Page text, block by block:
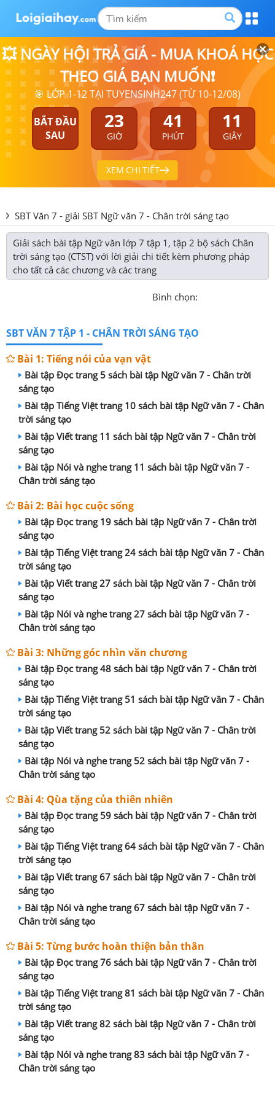
💥 NGÀY HỘI TRẢ GIÁ - MUA KHOÁ HỌC
THEO GIÁ BẠN MUỐN❗
🎯 LỚP 1-12 TẠI TUYENSINH247 (TỪ 10-12/08)
BẮT ĐẦU
SAU
23
GIỜ
41
PHÚT
10
GIÂY
XEM CHI TIẾT
SBT Văn 7 - giải SBT Ngữ văn 7 - Chân trời sáng tạo
Giải sách bài tập Ngữ văn lớp 7 tập 1, tập 2 bộ sách Chân
trời sáng tạo (CTST) với lời giải chi tiết kèm phương pháp
cho tất cả các chương và các trang
Bình chọn:
SBT VĂN 7 TẬP 1 - CHÂN TRỜI SÁNG TẠO
Bài 1: Tiếng nói của vạn vật
Bài tập Đọc trang 5 sách bài tập Ngữ văn 7 - Chân trời
sáng tạo
Bài tập Tiếng Việt trang 10 sách bài tập Ngữ văn 7 - Chân
trời sáng tạo
Bài tập Viết trang 11 sách bài tập Ngữ văn 7 - Chân trời
sáng tạo
Bài tập Nói và nghe trang 11 sách bài tập Ngữ văn 7 -
Chân trời sáng tạo
Bài 2: Bài học cuộc sống
Bài tập Đọc trang 19 sách bài tập Ngữ văn 7 - Chân trời
sáng tạo
Bài tập Tiếng Việt trang 24 sách bài tập Ngữ văn 7 - Chân
trời sáng tạo
Bài tập Viết trang 27 sách bài tập Ngữ văn 7 - Chân trời
sáng tạo
Bài tập Nói và nghe trang 27 sách bài tập Ngữ văn 7 -
Chân trời sáng tạo
Bài 3: Những góc nhìn văn chương
Bài tập Đọc trang 48 sách bài tập Ngữ văn 7 - Chân trời
sáng tạo
Bài tập Tiếng Việt trang 51 sách bài tập Ngữ văn 7 - Chân
trời sáng tạo
Bài tập Viết trang 52 sách bài tập Ngữ văn 7 - Chân trời
sáng tạo
Bài tập Nói và nghe trang 52 sách bài tập Ngữ văn 7 -
Chân trời sáng tạo
Bài 4: Qùa tặng của thiên nhiên
Bài tập Đọc trang 59 sách bài tập Ngữ văn 7 - Chân trời
sáng tạo
Bài tập Tiếng Việt trang 64 sách bài tập Ngữ văn 7 - Chân
trời sáng tạo
Bài tập Viết trang 67 sách bài tập Ngữ văn 7 - Chân trời
sáng tạo
Bài tập Nói và nghe trang 67 sách bài tập Ngữ văn 7 -
Chân trời sáng tạo
Bài 5: Từng bước hoàn thiện bản thân
Bài tập Đọc trang 76 sách bài tập Ngữ văn 7 - Chân trời
sáng tạo
Bài tập Tiếng Việt trang 81 sách bài tập Ngữ văn 7 - Chân
trời sáng tạo
Bài tập Viết trang 82 sách bài tập Ngữ văn 7 - Chân trời
sáng tạo
Bài tập Nói và nghe trang 83 sách bài tập Ngữ văn 7 -
Chân trời sáng tạo